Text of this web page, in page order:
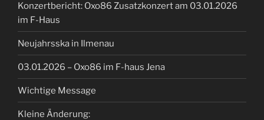
Konzertbericht: Oxo86 Zusatzkonzert am 03.01.2026
im F-Haus
Neujahrsska in Ilmenau
03.01.2026 – Oxo86 im F-haus Jena
Wichtige Message
Kleine Änderung: